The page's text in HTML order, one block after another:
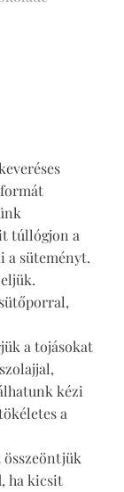
túllógjon a
a süteményt.
a tojásokat
kézi
a
összeöntjük
ha kicsit